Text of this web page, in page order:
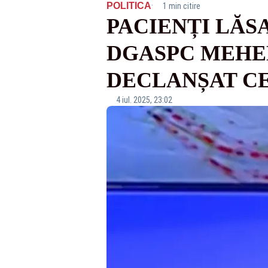
POLITICA· 1 min citire
PACIENȚI
DGASPC
DECLANȘAT
4 iul. 2025, 23:02